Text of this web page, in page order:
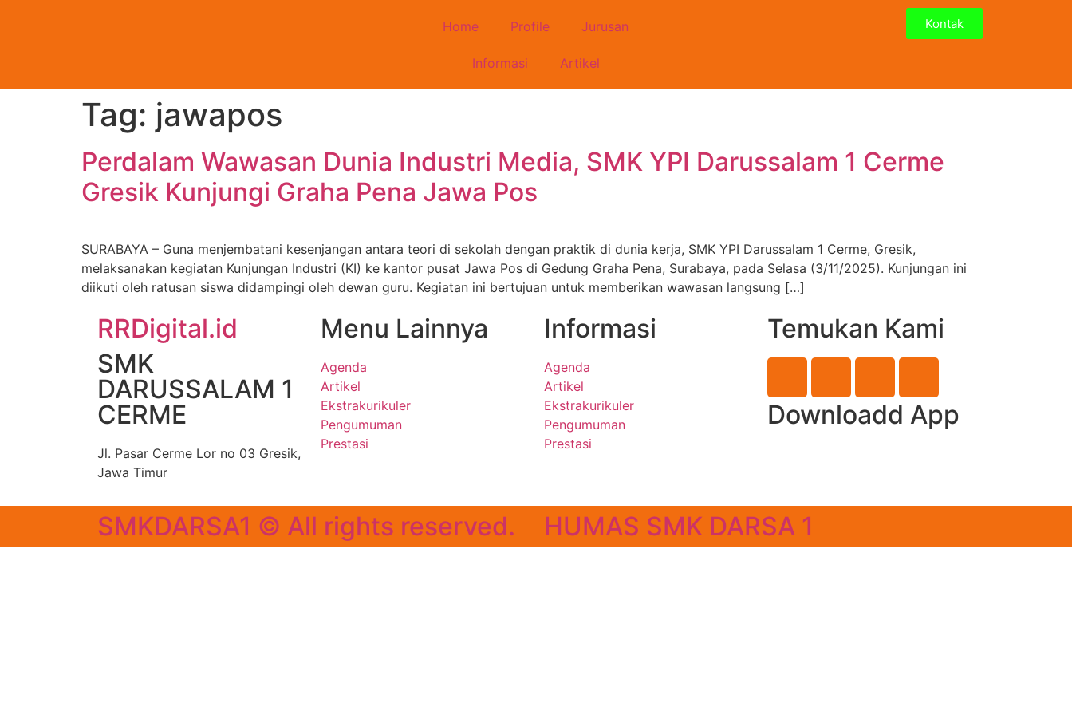
Home Profile Jurusan
Informasi Artikel
Kontak
Tag: jawapos
Perdalam Wawasan Dunia Industri Media, SMK YPI Darussalam 1 Cerme
Gresik Kunjungi Graha Pena Jawa Pos
SURABAYA – Guna menjembatani kesenjangan antara teori di sekolah dengan praktik di dunia kerja, SMK YPI Darussalam 1 Cerme, Gresik,
melaksanakan kegiatan Kunjungan Industri (KI) ke kantor pusat Jawa Pos di Gedung Graha Pena, Surabaya, pada Selasa (3/11/2025). Kunjungan ini
diikuti oleh ratusan siswa didampingi oleh dewan guru. Kegiatan ini bertujuan untuk memberikan wawasan langsung […]
SMK
DARUSSALAM 1
CERME
Jl. Pasar Cerme Lor no 03 Gresik,
Jawa Timur
RRDigital.id Menu Lainnya
Agenda
Artikel
Ekstrakurikuler
Pengumuman
Prestasi
Informasi
Agenda
Artikel
Ekstrakurikuler
Pengumuman
Prestasi
Temukan Kami
Downloadd App
SMKDARSA1 © All rights reserved. HUMAS SMK DARSA 1